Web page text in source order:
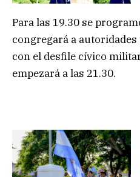
Para las 19.30 se
congregará a
con el desfile cívico
empezará a las 21.30.